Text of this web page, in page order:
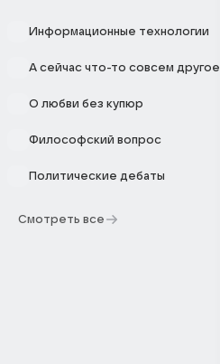
Информационные технологии
А сейчас что-то совсем другое
О любви без купюр
Философский вопрос
Политические дебаты
Смотреть все